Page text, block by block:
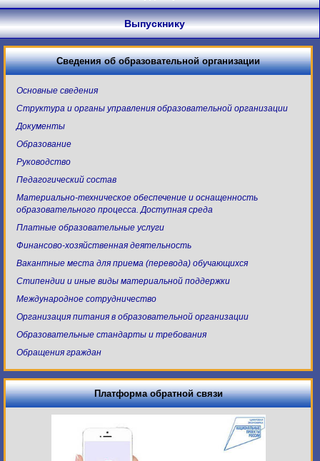
Выпускнику
Сведения об образовательной организации
Основные сведения
Структура и органы управления образовательной организации
Документы
Образование
Руководство
Педагогический состав
Материально-техническое обеспечение и оснащенность
образовательного процесса. Доступная среда
Платные образовательные услуги
Финансово-хозяйственная деятельность
Вакантные места для приема (перевода) обучающихся
Стипендии и иные виды материальной поддержки
Международное сотрудничество
Организация питания в образовательной организации
Образовательные стандарты и требования
Обращения граждан
Платформа обратной связи